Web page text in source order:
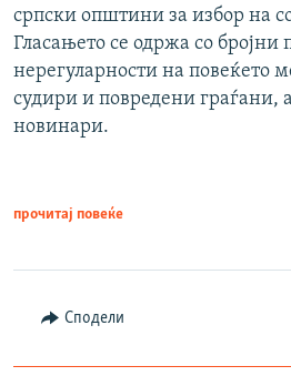
српски општини за избор на
Гласањето се одржа со бројни
нерегуларности на повеќето
судири и повредени граѓани,
новинари.
прочитај повеќе
Сподели